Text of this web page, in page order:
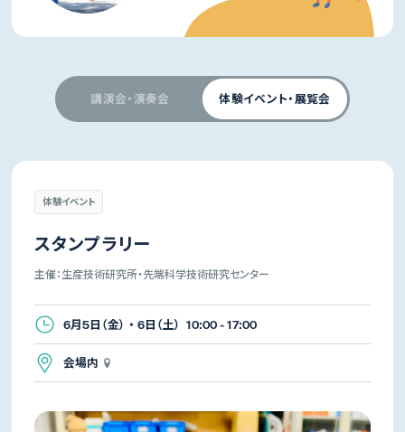
講演会・演奏会 体験イベント・展覧会
体験イベント
スタンプラリー
主催：生産技術研究所・先端科学技術研究センター
6月5日（金） ・ 6日（土） 10:00 - 17:00
会場内